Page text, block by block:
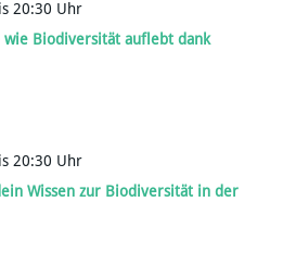
20:30 Uhr
Biodiversität auflebt dank
20:30 Uhr
Wissen zur Biodiversität in der